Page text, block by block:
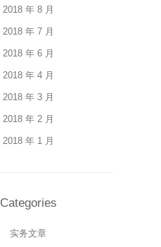
2018 年 8 月
2018 年 7 月
2018 年 6 月
2018 年 4 月
2018 年 3 月
2018 年 2 月
2018 年 1 月
Categories
实务文章